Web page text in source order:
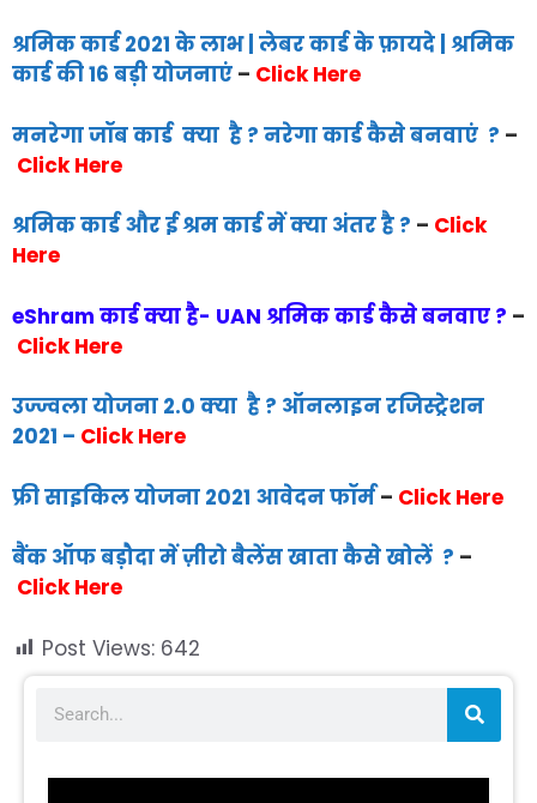
श्रमिक कार्ड 2021 के लाभ | लेबर कार्ड के फ़ायदे | श्रमिक
कार्ड की 16 बड़ी योजनाएं – Click Here
मनरेगा जॉब कार्ड क्या है ? नरेगा कार्ड कैसे बनवाएं ? –
Click Here
श्रमिक कार्ड और ई श्रम कार्ड में क्या अंतर है ? – Click
Here
eShram कार्ड क्या है- UAN श्रमिक कार्ड कैसे बनवाए ? –
Click Here
उज्ज्वला योजना 2.0 क्या है ? ऑनलाइन रजिस्ट्रेशन
2021 – Click Here
फ्री साइकिल योजना 2021 आवेदन फॉर्म – Click Here
बैंक ऑफ बड़ौदा में ज़ीरो बैलेंस खाता कैसे खोलें ? –
Click Here
Post Views: 642